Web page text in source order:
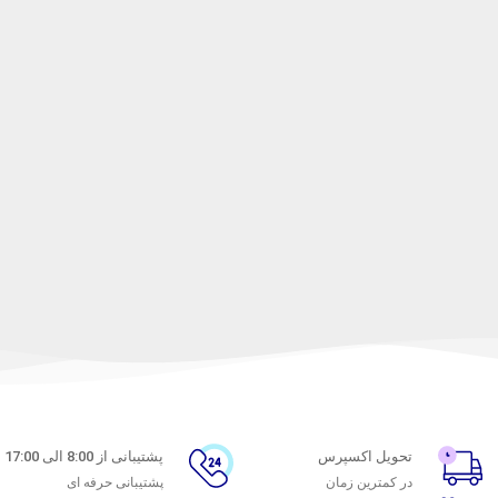
تحویل اکسپرس
در کمترین زمان
پشتیبانی از 8:00 الی 17:00
پشتیبانی حرفه ای